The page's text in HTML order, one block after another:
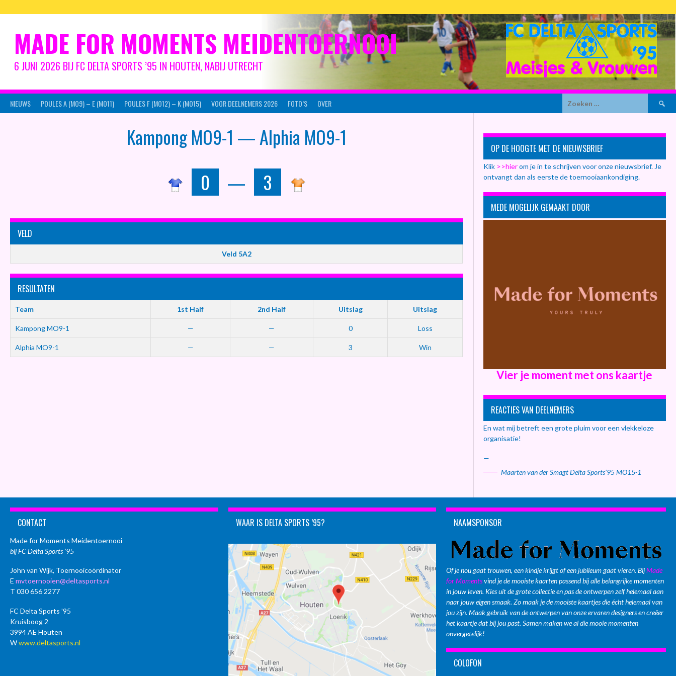
naar
MADE FOR MOMENTS MEIDENTOERNOOI
6 JUNI 2026 BIJ FC DELTA SPORTS ’95 IN HOUTEN, NABIJ UTRECHT
NIEUWS POULES A (MO9) – E (MO11) POULES F (MO12) – K (MO15) VOOR DEELNEMERS 2026 FOTO’S OVER
Zoeken
naar:
Kampong MO9-1 — Alphia MO9-1
0
— 3
VELD
Veld 5A2
RESULTATEN
Team 1st Half 2nd Half Uitslag Uitslag
Kampong MO9-1 — — 0 Loss
Alphia MO9-1 — — 3 Win
OP DE HOOGTE MET DE NIEUWSBRIEF
Klik >>hierom je in te schrijven voor onze nieuwsbrief. Je
ontvangt dan als eerste de toernooiaankondiging.
MEDE MOGELIJK GEMAAKT DOOR
Vier je moment met ons kaartje
REACTIES VAN DEELNEMERS
En wat mij betreft een grote pluim voor een vlekkeloze
organisatie!
—
Maarten van der Smagt Delta Sports’95 MO15-1
CONTACT
Made for Moments Meidentoernooi
bij FC Delta Sports ’95
John van Wijk, Toernooicoördinator
E mvtoernooien@deltasports.nl
T 030 656 2277
FC Delta Sports ’95
Kruisboog 2
3994 AE Houten
Wwww.deltasports.nl
WAAR IS DELTA SPORTS ’95? NAAMSPONSOR
Of je nou gaat trouwen, een kindje krijgt of een jubileum gaat vieren. BijMade
for Momentsvind je de mooiste kaarten passend bij alle belangrijke momenten
in jouw leven. Kies uit de grote collectie en pas de ontwerpen zelf helemaal aan
naar jouw eigen smaak. Zo maak je de mooiste kaartjes die écht helemaal van
jou zijn. Maak gebruik van de ontwerpen van onze ervaren designers en creëer
het kaartje dat bij jou past. Samen maken we al die mooie momenten
onvergetelijk!
COLOFON